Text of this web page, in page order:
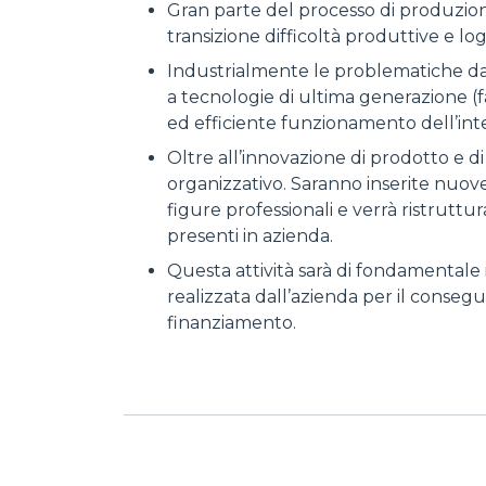
Gran parte del processo di
transizione difficoltà produttive e
Industrialmente le problematiche
a tecnologie di ultima generazione
ed efficiente funzionamento
Oltre all’innovazione di prodotto e
organizzativo. Saranno inserite
figure professionali e verrà
presenti in azienda.
Questa attività sarà di
realizzata dall’azienda per il
finanziamento.